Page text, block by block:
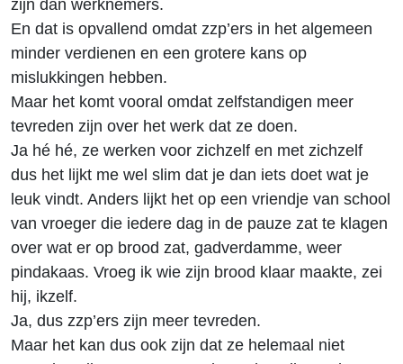
zijn dan werknemers.
En dat is opvallend omdat zzp’ers in het algemeen
minder verdienen en een grotere kans op
mislukkingen hebben.
Maar het komt vooral omdat zelfstandigen meer
tevreden zijn over het werk dat ze doen.
Ja hé hé, ze werken voor zichzelf en met zichzelf
dus het lijkt me wel slim dat je dan iets doet wat je
leuk vindt. Anders lijkt het op een vriendje van school
van vroeger die iedere dag in de pauze zat te klagen
over wat er op brood zat, gadverdamme, weer
pindakaas. Vroeg ik wie zijn brood klaar maakte, zei
hij, ikzelf.
Ja, dus zzp’ers zijn meer tevreden.
Maar het kan dus ook zijn dat ze helemaal niet